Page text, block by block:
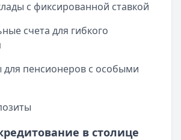
с фиксированной ставкой
счета для гибкого
пенсионеров с особыми
в столице